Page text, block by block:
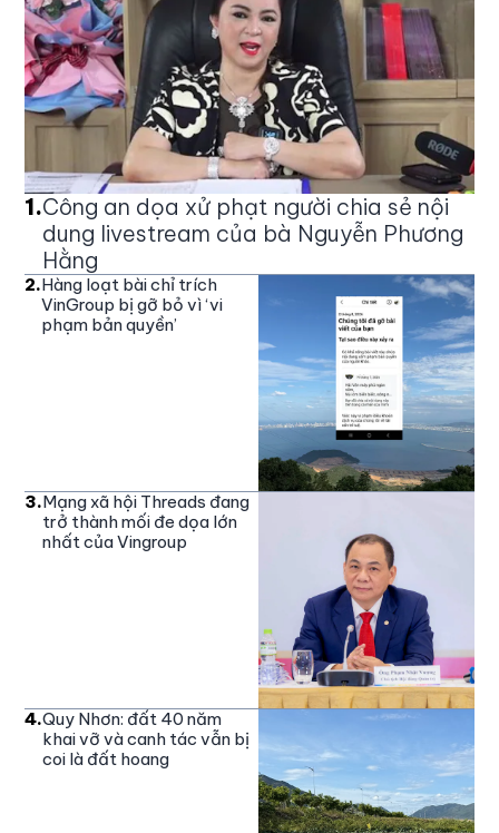
1.Công an dọa xử phạt người chia sẻ nội
dung livestream của bà Nguyễn Phương
Hằng
2.Hàng loạt bài chỉ trích
VinGroup bị gỡ bỏ vì ‘vi
phạm bản quyền’
3.Mạng xã hội Threads đang
trở thành mối đe dọa lớn
nhất của Vingroup
4.Quy Nhơn: đất 40 năm
khai vỡ và canh tác vẫn bị
coi là đất hoang